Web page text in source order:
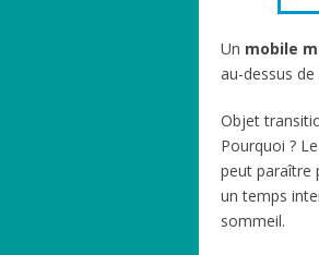
Un mobile
au-dessus
Objet
Pourquoi ?
peut paraître
un temps
sommeil.